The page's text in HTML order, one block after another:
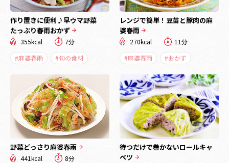
作り置きに便利♪早ウマ野菜
たっぷり春雨おかず
355kcal
7分
#麻婆春雨
#旬の食材
レンジで簡単！豆苗と豚肉の麻
婆春雨
270kcal
11分
#麻婆春雨
#おかず
野菜どっさり麻婆春雨
441kcal
8分
待つだけで巻かないロールキャ
ベツ